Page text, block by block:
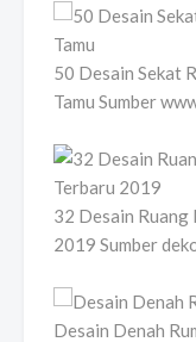
50 Desain Sekat
Tamu Sumber
32 Desain Ruang
2019 Sumber
Desain Denah